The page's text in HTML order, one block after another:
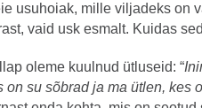
usuhoiak, mille viljadeks on
vaid usk esmalt. Kuidas
oleme kuulnud ütluseid: “
on su sõbrad ja ma ütlen, kes